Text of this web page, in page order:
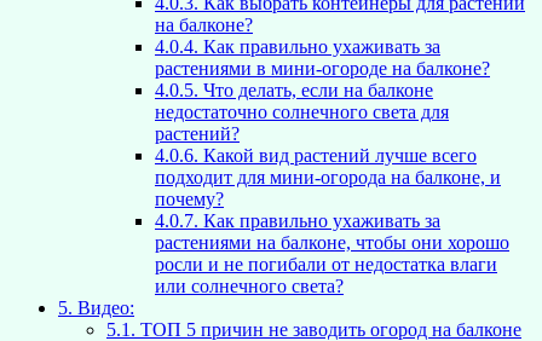
на балконе?
4.0.4. Как правильно ухаживать за
растениями в мини-огороде на балконе?
4.0.5. Что делать, если на балконе
недостаточно солнечного света для
растений?
4.0.6. Какой вид растений лучше всего
подходит для мини-огорода на балконе, и
почему?
4.0.7. Как правильно ухаживать за
растениями на балконе, чтобы они хорошо
росли и не погибали от недостатка влаги
или солнечного света?
5. Видео:
5.1. ТОП 5 причин не заводить огород на балконе